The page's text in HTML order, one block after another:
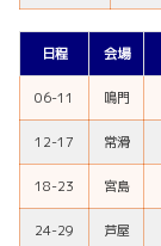
日程 会場
06-11 鳴門
12-17 常滑
18-23 宮島
24-29 芦屋